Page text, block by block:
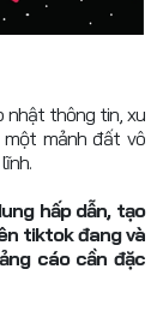
nhật thông tin, xu
mảnh đất vô
hấp dẫn, tạo
tiktok đang và
cáo cần đặc